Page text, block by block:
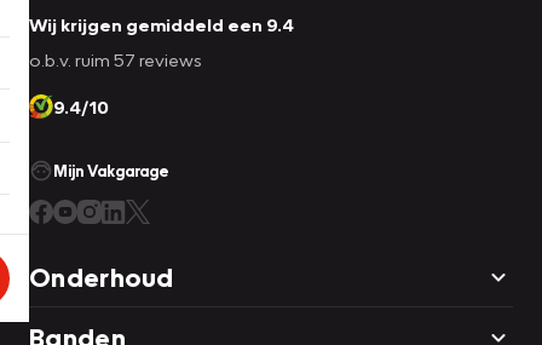
Wij krijgen gemiddeld een 9.4
o.b.v. ruim 57 reviews
9.4/10
Mijn Vakgarage
Onderhoud
Banden